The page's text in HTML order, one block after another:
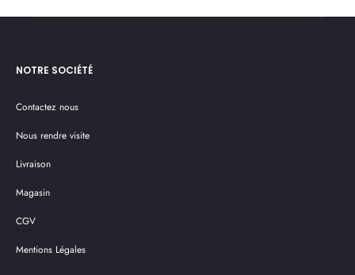
NOTRE SOCIÉTÉ
Contactez nous
Nous rendre visite
Livraison
Magasin
CGV
Mentions Légales